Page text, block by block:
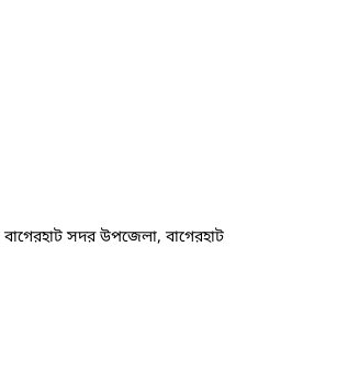
সদর উপজেলা, বাগেরহাট